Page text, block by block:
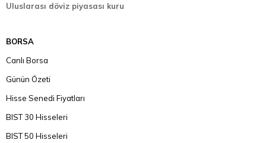
Uluslarası döviz piyasası kuru
BORSA
Canlı Borsa
Günün Özeti
Hisse Senedi Fiyatları
BIST 30 Hisseleri
BIST 50 Hisseleri